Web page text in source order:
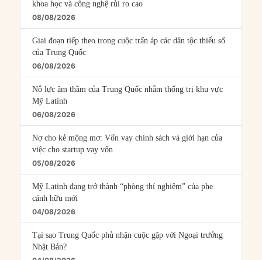
khoa học và công nghệ rủi ro cao
08/08/2026
Giai đoạn tiếp theo trong cuộc trấn áp các dân tộc thiểu số
của Trung Quốc
06/08/2026
Nỗ lực âm thầm của Trung Quốc nhằm thống trị khu vực
Mỹ Latinh
06/08/2026
Nợ cho kẻ mộng mơ: Vốn vay chính sách và giới hạn của
việc cho startup vay vốn
05/08/2026
Mỹ Latinh đang trở thành “phòng thí nghiệm” của phe
cánh hữu mới
04/08/2026
Tại sao Trung Quốc phủ nhận cuộc gặp với Ngoại trưởng
Nhật Bản?